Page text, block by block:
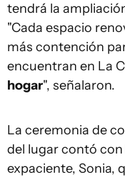
tendrá la
"Cada espacio
más contención
encuentran en La
hogar", señalaron.
La ceremonia de
del lugar contó
expaciente, Sonia,